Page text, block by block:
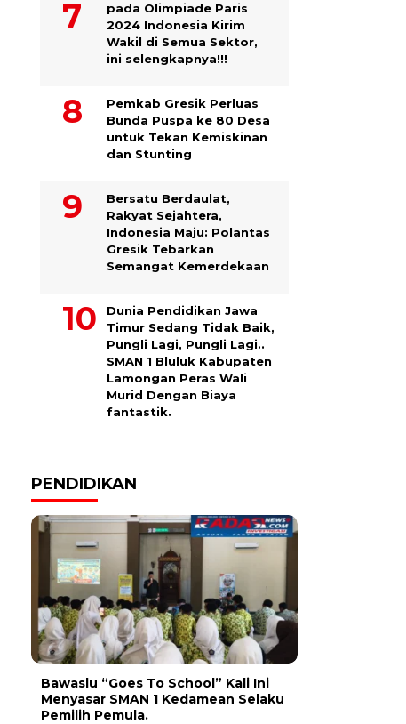
pada Olimpiade Paris
2024 Indonesia Kirim
Wakil di Semua Sektor,
ini selengkapnya!!!
Pemkab Gresik Perluas
Bunda Puspa ke 80 Desa
untuk Tekan Kemiskinan
dan Stunting
Bersatu Berdaulat,
Rakyat Sejahtera,
Indonesia Maju: Polantas
Gresik Tebarkan
Semangat Kemerdekaan
Dunia Pendidikan Jawa
Timur Sedang Tidak Baik,
Pungli Lagi, Pungli Lagi..
SMAN 1 Bluluk Kabupaten
Lamongan Peras Wali
Murid Dengan Biaya
fantastik.
PENDIDIKAN
Bawaslu “Goes To School” Kali Ini
Menyasar SMAN 1 Kedamean Selaku
Pemilih Pemula.